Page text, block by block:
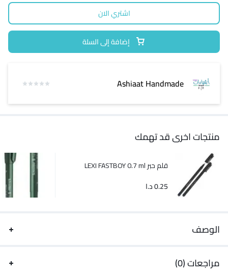
إضافة إلى السلة
اشتري الان
Ashiaat Handmade
منتجات اخرى قد تهمك
قلم حبر LEXI FASTBOY 0.7 ml
0.25د.ا
الوصف
مراجعات (0)